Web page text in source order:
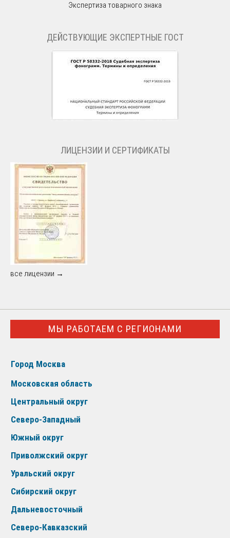
Экспертиза товарного знака
ДЕЙСТВУЮЩИЕ ЭКСПЕРТНЫЕ ГОСТ
ЛИЦЕНЗИИ И СЕРТИФИКАТЫ
все лицензии →
МЫ РАБОТАЕМ С РЕГИОНАМИ
Город Москва
Московская область
Центральный округ
Северо-Западный
Южный округ
Приволжский округ
Уральский округ
Сибирский округ
Дальневосточный
Северо-Кавказский